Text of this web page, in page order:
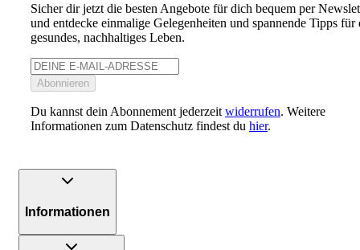
Sicher dir jetzt die besten Angebote für dich bequem per
und entdecke einmalige Gelegenheiten und spannende Tipps für
gesundes, nachhaltiges Leben.
Abonnieren
Du kannst dein Abonnement jederzeit widerrufen. Weitere
Informationen zum Datenschutz findest du hier.
Informationen